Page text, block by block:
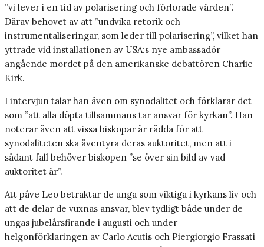
”vi lever i en tid av polarisering och förlorade värden”.
Därav behovet av att ”undvika retorik och
instrumentaliseringar, som leder till polarisering”, vilket han
yttrade vid installationen av USA:s nye ambassadör
angående mordet på den amerikanske debattören Charlie
Kirk.
I intervjun talar han även om synodalitet och förklarar det
som ”att alla döpta tillsammans tar ansvar för kyrkan”. Han
noterar även att vissa biskopar är rädda för att
synodaliteten ska äventyra deras auktoritet, men att i
sådant fall behöver biskopen ”se över sin bild av vad
auktoritet är”.
Att påve Leo betraktar de unga som viktiga i kyrkans liv och
att de delar de vuxnas ansvar, blev tydligt både under de
ungas jubelårsfirande i augusti och under
helgonförklaringen av Carlo Acutis och Piergiorgio Frassati